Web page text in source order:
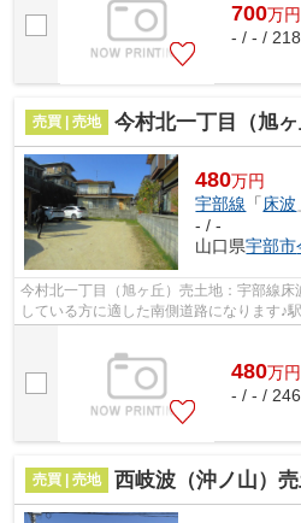
700万円
- / - /
売買 | 売地 今村北一丁目（旭
480万円
宇部線 「 床波
- / -
山口県宇部市
今村北一丁目（旭ヶ丘）売土地：宇部線
している方に適した南側道路になります♪
480万円
- / - /
売買 | 売地 西岐波（沖ノ山）